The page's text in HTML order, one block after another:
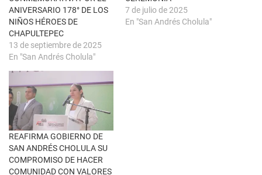
u
e
v
a
)
r
e
e
n
u
n
a
v
e
t
a
n
u
e
v
a
)
ANIVERSARIO 178° DE LOS
NIÑOS HÉROES DE
CHAPULTEPEC
13 de septiembre de 2025
En "San Andrés Cholula"
7 de julio de 2025
En "San Andrés Cholula"
REAFIRMA GOBIERNO DE
SAN ANDRÉS CHOLULA SU
COMPROMISO DE HACER
COMUNIDAD CON VALORES